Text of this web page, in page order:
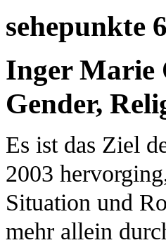
sehepunkte
Inger Marie
Gender,
Es ist das Ziel
2003
Situation und
mehr allein